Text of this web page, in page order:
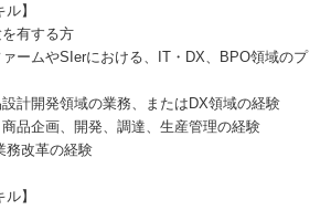
】
有する方
ァームやSIerにおける、IT・DX、BPO領域のプ
設計開発領域の業務、またはDX領域の経験
商品企画、開発、調達、生産管理の経験
務改革の経験
】